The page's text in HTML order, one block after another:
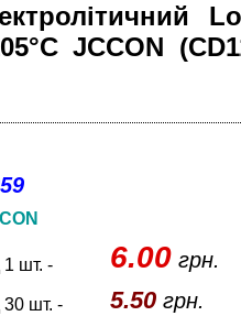
JCCON
1 шт. - 6.00грн.
30 шт. - 5.50грн.